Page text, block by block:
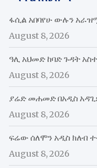
ፋሲል አበባየሁ ውሉን
August 8, 2026
ዓሊ አህመድ ከባድ ጉዳት
August 8, 2026
ያሬድ መሐመድ በአዲስ
August 8, 2026
ፍሬው ሰለሞን አዲስ ክለብ
August 8, 2026